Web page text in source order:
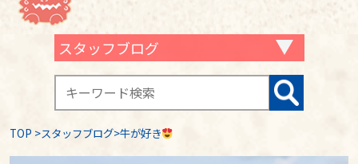
スタッフブログ
TOP >スタッフブログ>牛が好き